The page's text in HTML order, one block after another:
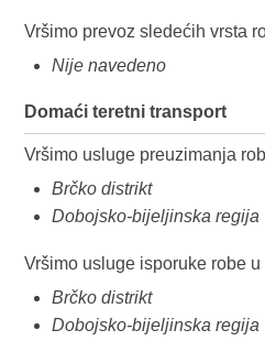
Vršimo prevoz sledećih vrsta
Nije navedeno
Domaći teretni transport
Vršimo usluge preuzimanja
Brčko distrikt
Dobojsko-bijeljinska regija
Vršimo usluge isporuke robe u
Brčko distrikt
Dobojsko-bijeljinska regija